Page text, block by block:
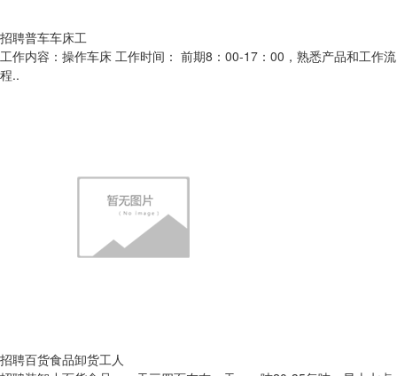
招聘普车车床工
工作内容：操作车床 工作时间： 前期8：00-17：00，熟悉产品和工作流
程..
招聘百货食品卸货工人